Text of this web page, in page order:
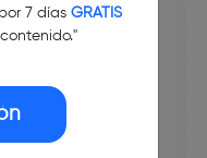
7 días GRATIS